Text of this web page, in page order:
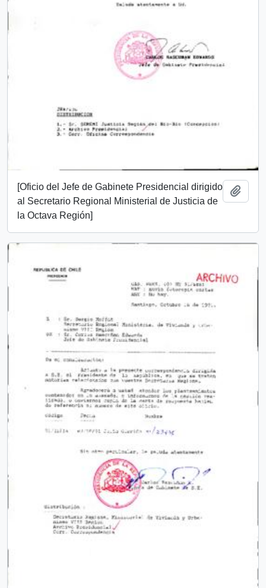
[Oficio del Jefe de Gabinete Presidencial dirigido
al Secretario Regional Ministerial de Justicia de
la Octava Región]